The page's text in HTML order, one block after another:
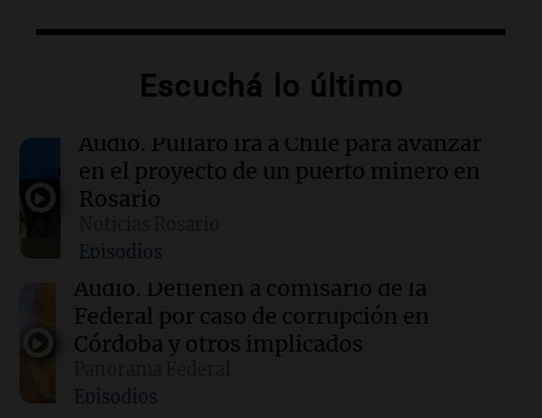
La pizzería más antigua de Córdoba
esculpida con su rostro
08:49 Radioinforme 3 Rosario
dilema del Consulado tras encontrar a Micaela
en Brasil
08:36 Sociedad
dos años ante la creciente sobrepoblación
Escuchá lo último
Audio. Pullaro irá a Chile para avanzar
en el proyecto de un puerto minero en
Rosario
Episodios
Audio. Detienen a comisario de la
Federal por caso de corrupción en
Córdoba y otros implicados
Episodios